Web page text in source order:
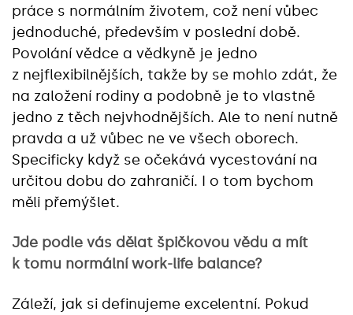
práce s normálním životem, což není vůbec
jednoduché, především v poslední době.
Povolání vědce a vědkyně je jedno
z nejflexibilnějších, takže by se mohlo zdát, že
na založení rodiny a podobně je to vlastně
jedno z těch nejvhodnějších. Ale to není nutně
pravda a už vůbec ne ve všech oborech.
Specificky když se očekává vycestování na
určitou dobu do zahraničí. I o tom bychom
měli přemýšlet.
Jde podle vás dělat špičkovou vědu a mít
k tomu normální work-life balance?
Záleží, jak si definujeme excelentní. Pokud